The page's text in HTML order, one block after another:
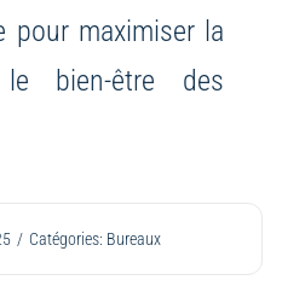
pour maximiser la
bien-être des
/ Catégories: Bureaux